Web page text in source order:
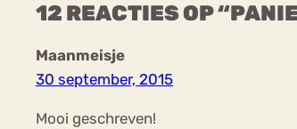
12 REACTIES OP
Maanmeisje
30 september, 2015
Mooi geschreven!